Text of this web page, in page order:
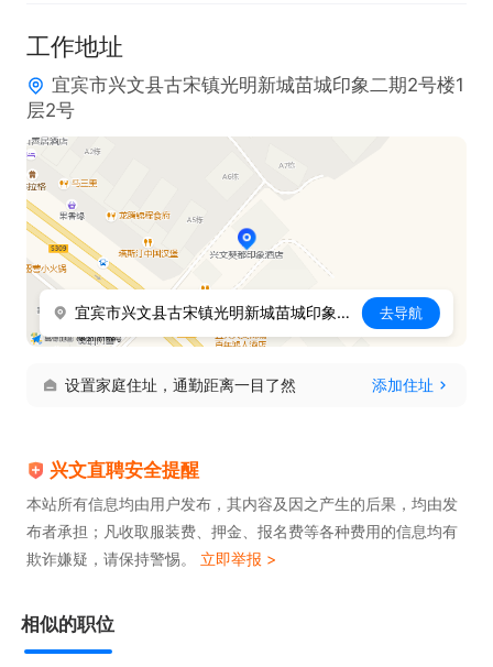
工作地址
宜宾市兴文县古宋镇光明新城苗城印象二期2号楼1
层2号
宜宾市兴文县古宋镇光明新城苗城印象二期2号楼1层2号 去导航
设置家庭住址，通勤距离一目了然 添加住址
兴文直聘安全提醒
本站所有信息均由用户发布，其内容及因之产生的后果，均由发
布者承担；凡收取服装费、押金、报名费等各种费用的信息均有
欺诈嫌疑，请保持警惕。 立即举报 >
相似的职位